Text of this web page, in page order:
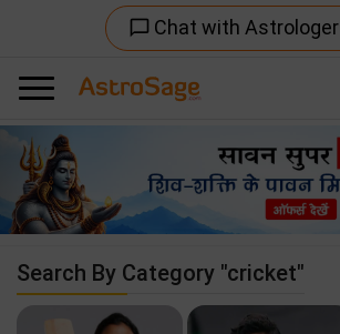
chat_bubble_outline Chat with Astrologer
Previous
Search By Category "cricket"